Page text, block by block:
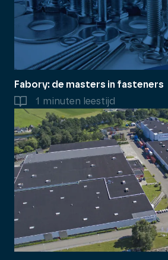
Fabory: de masters in fasteners
1 minuten leestijd